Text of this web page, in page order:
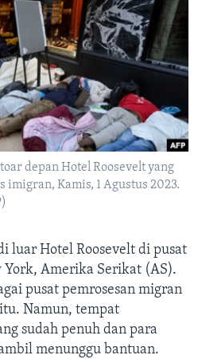
depan Hotel Roosevelt yang
Kamis, 1 Agustus 2023.
luar Hotel Roosevelt di pusat
Amerika Serikat (AS).
pusat pemrosesan migran
Namun, tempat
sudah penuh dan para
menunggu bantuan.